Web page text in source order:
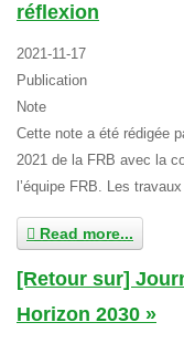
réflexion
2021-11-17
Publication
Note
Cette note a été rédigée
2021 de la FRB avec la
l’équipe FRB. Les
Read more...
[Retour sur]
Horizon 2030 »